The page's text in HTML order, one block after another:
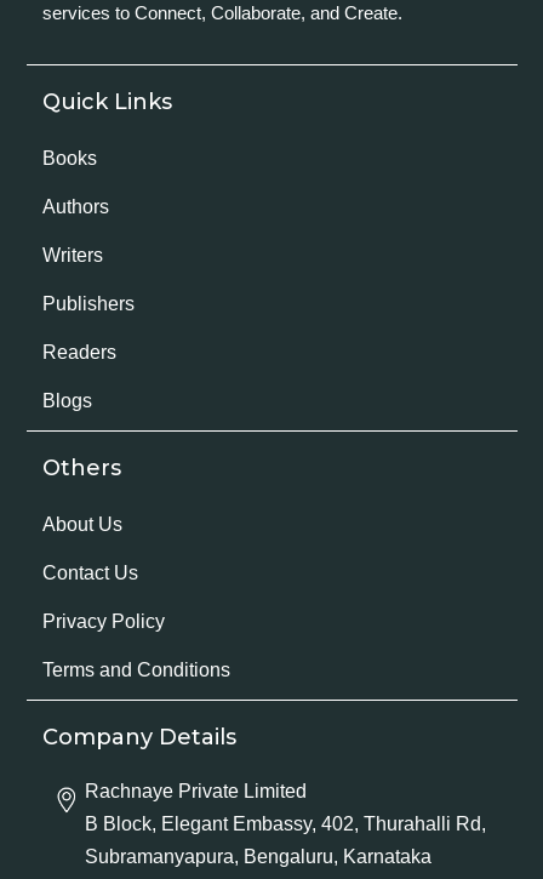
services to Connect, Collaborate, and Create.
Quick Links
Books
Authors
Writers
Publishers
Readers
Blogs
Others
About Us
Contact Us
Privacy Policy
Terms and Conditions
Company Details
Rachnaye Private Limited
B Block, Elegant Embassy, 402, Thurahalli Rd,
Subramanyapura, Bengaluru, Karnataka